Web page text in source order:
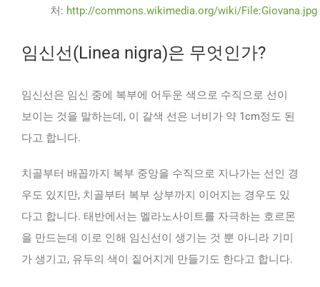
처: http://commons.wikimedia.org/wiki/File:Giovana.jpg
임신선(Linea nigra)은 무엇인가?
임신선은 임신 중에 복부에 어두운 색으로 수직으로 선이
보이는 것을 말하는데, 이 갈색 선은 너비가 약 1cm정도 된
다고 합니다.
치골부터 배꼽까지 복부 중앙을 수직으로 지나가는 선인 경
우도 있지만, 치골부터 복부 상부까지 이어지는 경우도 있
다고 합니다. 태반에서는 멜라노사이트를 자극하는 호르몬
을 만드는데 이로 인해 임신선이 생기는 것 뿐 아니라 기미
가 생기고, 유두의 색이 짙어지게 만들기도 한다고 합니다.